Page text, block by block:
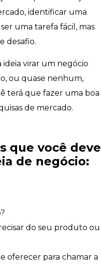
identificar uma
uma tarefa fácil, mas
desafio.
ideia virar um negócio
ou quase nenhum,
terá que fazer uma boa
de mercado.
que você deve
de negócio:
do seu produto ou
oferecer para chamar a